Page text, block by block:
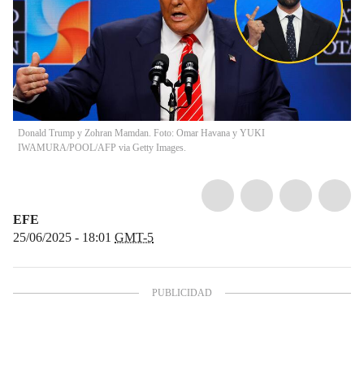
Donald Trump y Zohran Mamdan. Foto: Omar Havana y YUKI
IWAMURA/POOL/AFP via Getty Images.
EFE
25/06/2025 - 18:01 GMT-5